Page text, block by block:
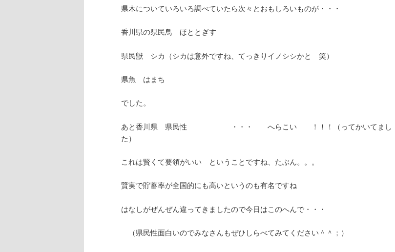
県木についていろいろ調べていたら次々とおもしろいものが・・・
香川県の県民鳥 ほととぎす
県民獣 シカ（シカは意外ですね、てっきりイノシシかと 笑）
県魚 はまち
でした。
あと香川県 県民性 ・・・ へらこい ！！！（ってかいてまし
た）
これは賢くて要領がいい ということですね、たぶん。。。
賢実で貯蓄率が全国的にも高いというのも有名ですね
はなしがぜんぜん違ってきましたので今日はこのへんで・・・
（県民性面白いのでみなさんもぜひしらべてみてください＾＾；）